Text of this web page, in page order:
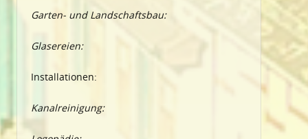
Garten- und Landschaftsbau:
Glasereien:
Installationen:
Kanalreinigung: